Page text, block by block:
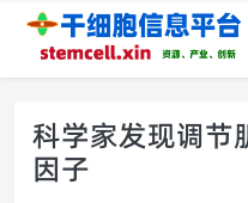
科学家发现调节
因子